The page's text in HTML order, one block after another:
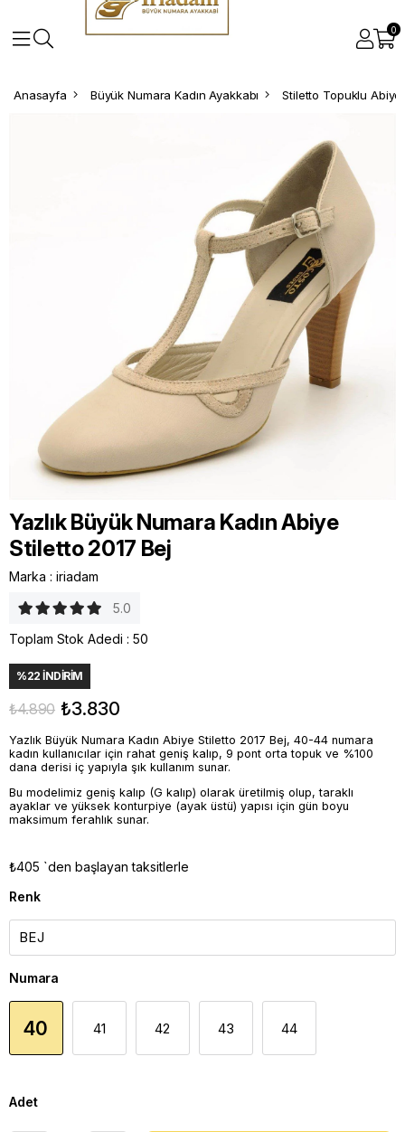
0
Anasayfa Büyük Numara Kadın Ayakkabı Stiletto Topuklu Abiye
Yazlık Büyük Numara Kadın Abiye
Stiletto 2017 Bej
Marka : iriadam
5.0
Toplam Stok Adedi : 50
%22 İNDIRIM
₺4.890 ₺3.830
Yazlık Büyük Numara Kadın Abiye Stiletto 2017 Bej, 40-44 numara
kadın kullanıcılar için rahat geniş kalıp, 9 pont orta topuk ve %100
dana derisi iç yapıyla şık kullanım sunar.
Bu modelimiz geniş kalıp (G kalıp) olarak üretilmiş olup, taraklı
ayaklar ve yüksek konturpiye (ayak üstü) yapısı için gün boyu
maksimum ferahlık sunar.
₺405 `den başlayan taksitlerle
Renk
Numara
40 41 42 43 44
Adet